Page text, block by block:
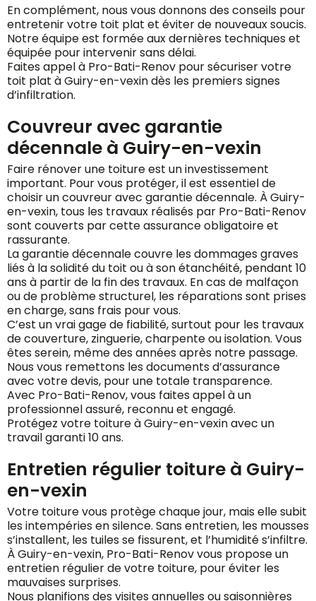
En complément, nous vous donnons des conseils pour
entretenir votre toit plat et éviter de nouveaux soucis.
Notre équipe est formée aux dernières techniques et
équipée pour intervenir sans délai.
Faites appel à Pro-Bati-Renov pour sécuriser votre
toit plat à Guiry-en-vexin dès les premiers signes
d’infiltration.
Couvreur avec garantie
décennale à Guiry-en-vexin
Faire rénover une toiture est un investissement
important. Pour vous protéger, il est essentiel de
choisir un couvreur avec garantie décennale. À Guiry-
en-vexin, tous les travaux réalisés par Pro-Bati-Renov
sont couverts par cette assurance obligatoire et
rassurante.
La garantie décennale couvre les dommages graves
liés à la solidité du toit ou à son étanchéité, pendant 10
ans à partir de la fin des travaux. En cas de malfaçon
ou de problème structurel, les réparations sont prises
en charge, sans frais pour vous.
C’est un vrai gage de fiabilité, surtout pour les travaux
de couverture, zinguerie, charpente ou isolation. Vous
êtes serein, même des années après notre passage.
Nous vous remettons les documents d’assurance
avec votre devis, pour une totale transparence.
Avec Pro-Bati-Renov, vous faites appel à un
professionnel assuré, reconnu et engagé.
Protégez votre toiture à Guiry-en-vexin avec un
travail garanti 10 ans.
Entretien régulier toiture à Guiry-
en-vexin
Votre toiture vous protège chaque jour, mais elle subit
les intempéries en silence. Sans entretien, les mousses
s’installent, les tuiles se fissurent, et l’humidité s’infiltre.
À Guiry-en-vexin, Pro-Bati-Renov vous propose un
entretien régulier de votre toiture, pour éviter les
mauvaises surprises.
Nous planifions des visites annuelles ou saisonnières